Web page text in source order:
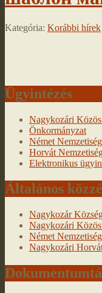
Kategória: Korábbi hírek
Ügyintézés
Nagykozári
Önkormányzat
Német
Horvát
Elektronikus
Általános
Nagykozár
Nagykozári
Német
Nagykozári